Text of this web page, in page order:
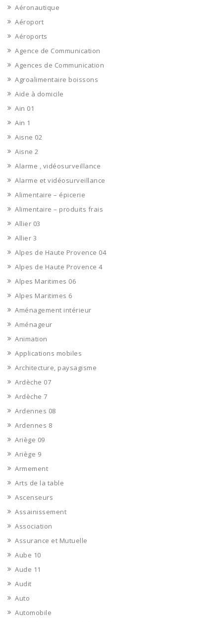
Aéronautique
Aéroport
Aéroports
Agence de Communication
Agences de Communication
Agroalimentaire boissons
Aide à domicile
Ain 01
Ain 1
Aisne 02
Aisne 2
Alarme , vidéosurveillance
Alarme et vidéosurveillance
Alimentaire – épicerie
Alimentaire – produits frais
Allier 03
Allier 3
Alpes de Haute Provence 04
Alpes de Haute Provence 4
Alpes Maritimes 06
Alpes Maritimes 6
Aménagement intérieur
Aménageur
Animation
Applications mobiles
Architecture, paysagisme
Ardèche 07
Ardèche 7
Ardennes 08
Ardennes 8
Ariège 09
Ariège 9
Armement
Arts de la table
Ascenseurs
Assainissement
Association
Assurance et Mutuelle
Aube 10
Aude 11
Audit
Auto
Automobile